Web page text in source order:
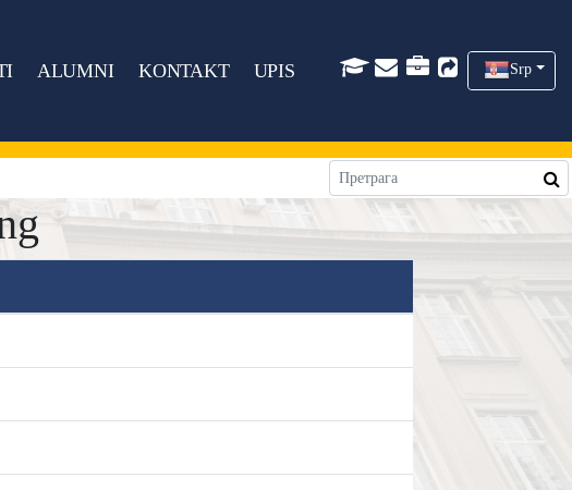
ALUMNI KONTAKT UPIS Srp